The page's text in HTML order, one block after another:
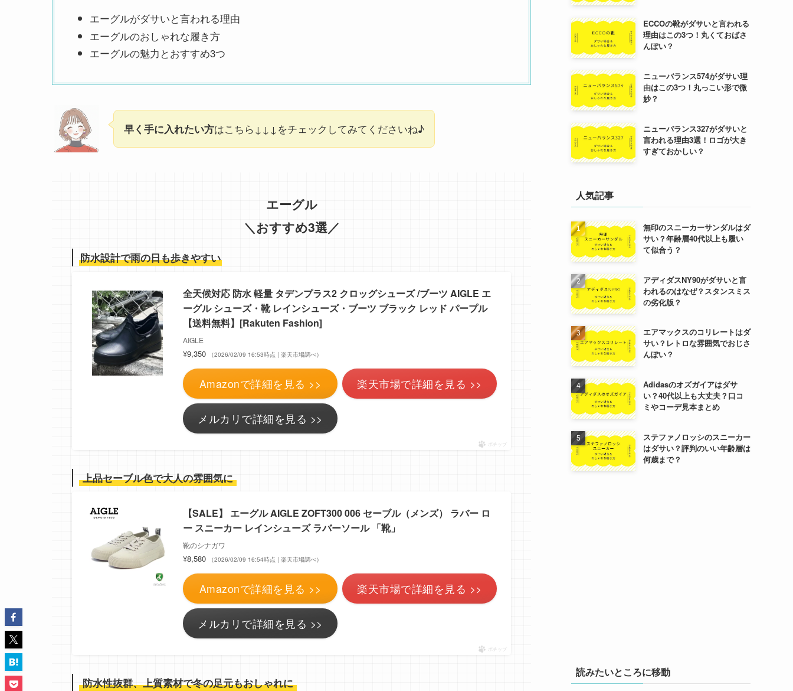
エーグルがダサいと言われる理由
エーグルのおしゃれな履き方
エーグルの魅力とおすすめ3つ
早く手に入れたい方はこちら↓↓↓をチェックしてみてくださいね♪
エーグル
＼おすすめ3選／
防水設計で雨の日も歩きやすい
全天候対応 防水 軽量 タデンプラス2 クロッグシューズ /ブーツ AIGLE エ
ーグル シューズ・靴 レインシューズ・ブーツ ブラック レッド パープル
【送料無料】[Rakuten Fashion]
AIGLE
¥9,350 （2026/02/09 16:53時点 | 楽天市場調べ）
Amazonで詳細を見る >> 楽天市場で詳細を見る >>
メルカリで詳細を見る >>
ポチップ
上品セーブル色で大人の雰囲気に
【SALE】 エーグル AIGLE ZOFT300 006 セーブル（メンズ） ラバー ロ
ー スニーカー レインシューズ ラバーソール 「靴」
靴のシナガワ
¥8,580 （2026/02/09 16:54時点 | 楽天市場調べ）
Amazonで詳細を見る >> 楽天市場で詳細を見る >>
メルカリで詳細を見る >>
ポチップ
防水性抜群、上質素材で冬の足元もおしゃれに
ECCOの靴がダサいと言われる
理由はこの3つ！丸くておばさ
んぽい？
ニューバランス574がダサい理
由はこの3つ！丸っこい形で微
妙？
ニューバランス327がダサいと
言われる理由3選！ロゴが大き
すぎておかしい？
人気記事
無印のスニーカーサンダルはダ
サい？年齢層40代以上も履い
て似合う？
アディダスNY90がダサいと言
われるのはなぜ？スタンスミス
の劣化版？
エアマックスのコリレートはダ
サい？レトロな雰囲気でおじさ
んぽい？
Adidasのオズガイアはダサ
い？40代以上も大丈夫？口コ
ミやコーデ見本まとめ
ステファノロッシのスニーカー
はダサい？評判のいい年齢層は
何歳まで？
読みたいところに移動